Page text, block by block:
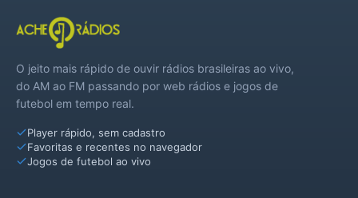
O jeito mais rápido de ouvir rádios brasileiras ao vivo,
do AM ao FM passando por web rádios e jogos de
futebol em tempo real.
Player rápido, sem cadastro
Favoritas e recentes no navegador
Jogos de futebol ao vivo